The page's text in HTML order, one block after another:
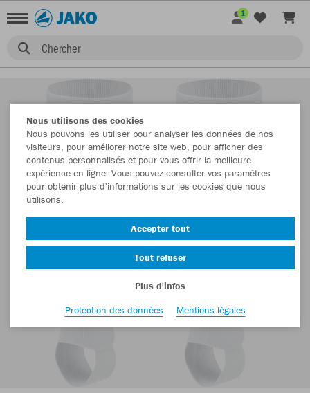
Chercher
1
Nous utilisons des cookies
Nous pouvons les utiliser pour analyser les données de nos
visiteurs, pour améliorer notre site web, pour afficher des
contenus personnalisés et pour vous offrir la meilleure
expérience en ligne. Vous pouvez consulter vos paramètres
pour obtenir plus d'informations sur les cookies que nous
utilisons.
Accepter tout
Tout refuser
Plus d'infos
Protection des données
Mentions légales